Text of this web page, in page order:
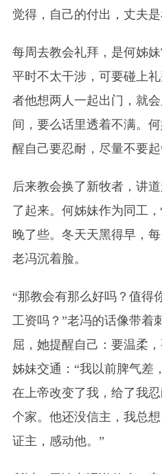
觉得，自己的付出，丈夫是
每周去教会礼拜，是何姊
平时不太干涉，可要碰上
者他想两人一起出门，就
间，要么话里透着不满。
醒自己要忍耐，尽量不要起
后来教会换了新牧者，讲
了起来。何姊妹作为同工
晚了些。冬天天黑得早，
老冯沉着脸。
“那教会有那么好吗？值得
工资吗？”老冯的话像带着
屈，她提醒自己：要温柔
姊妹交通：“我以前脾气差
在上帝改变了我，给了我
个家。他还没信主，我总
证主，感动他。”